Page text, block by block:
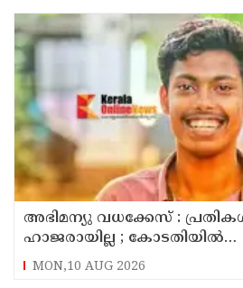
അഭിമന്യു വധക്കേസ് :
ഹാജരായില്ല ; കോടതിയിൽ
ബുദ്ധിമുട്ടെന്ന് പ്രതികൾ
MON,10 AUG 2026